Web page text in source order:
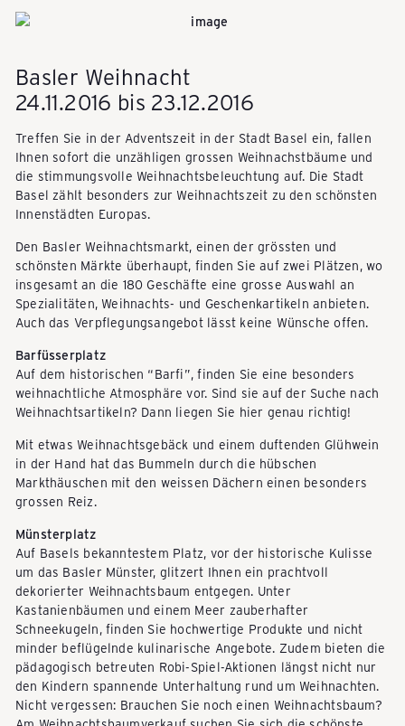
-
S
c
h
w
e
i
z
e
r
R
e
Basler Weihnacht
24.11.2016 bis 23.12.2016
Treffen Sie in der Adventszeit in der Stadt Basel ein, fallen
Ihnen sofort die unzähligen grossen Weihnachstbäume und
die stimmungsvolle Weihnachtsbeleuchtung auf. Die Stadt
Basel zählt besonders zur Weihnachtszeit zu den schönsten
Innenstädten Europas.
Den Basler Weihnachtsmarkt, einen der grössten und
schönsten Märkte überhaupt, finden Sie auf zwei Plätzen, wo
insgesamt an die 180 Geschäfte eine grosse Auswahl an
Spezialitäten, Weihnachts- und Geschenkartikeln anbieten.
Auch das Verpflegungsangebot lässt keine Wünsche offen.
Barfüsserplatz
Auf dem historischen “Barfi”, finden Sie eine besonders
weihnachtliche Atmosphäre vor. Sind sie auf der Suche nach
Weihnachtsartikeln? Dann liegen Sie hier genau richtig!
Mit etwas Weihnachtsgebäck und einem duftenden Glühwein
in der Hand hat das Bummeln durch die hübschen
Markthäuschen mit den weissen Dächern einen besonders
grossen Reiz.
Münsterplatz
Auf Basels bekanntestem Platz, vor der historische Kulisse
um das Basler Münster, glitzert Ihnen ein prachtvoll
dekorierter Weihnachtsbaum entgegen. Unter
Kastanienbäumen und einem Meer zauberhafter
Schneekugeln, finden Sie hochwertige Produkte und nicht
minder beflügelnde kulinarische Angebote. Zudem bieten die
pädagogisch betreuten Robi-Spiel-Aktionen längst nicht nur
den Kindern spannende Unterhaltung rund um Weihnachten.
Nicht vergessen: Brauchen Sie noch einen Weihnachtsbaum?